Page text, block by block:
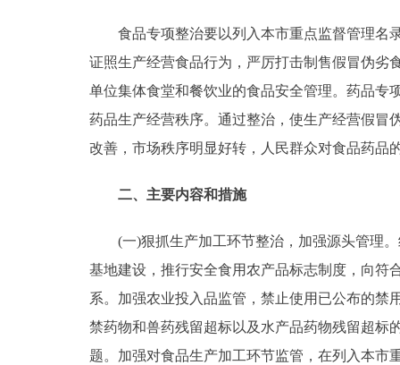
走进北京
ENGLISH
DEUTSCH
ESPAÑOL
食品专项整治要以列入本市重点监督管理名录
证照生产经营食品行为，严厉打击制售假冒伪劣
单位集体食堂和餐饮业的食品安全管理。药品专
药品生产经营秩序。通过整治，使生产经营假冒
改善，市场秩序明显好转，人民群众对食品药品
二、主要内容和措施
(一)狠抓生产加工环节整治，加强源头管理。
基地建设，推行安全食用农产品标志制度，向符
系。加强农业投入品监管，禁止使用已公布的禁
禁药物和兽药残留超标以及水产品药物残留超标
题。加强对食品生产加工环节监管，在列入本市